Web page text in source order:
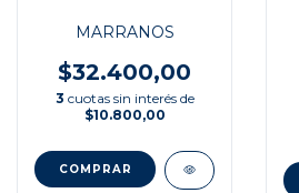
MARRANOS
$32.400,00
3 cuotas sin interés de
$10.800,00